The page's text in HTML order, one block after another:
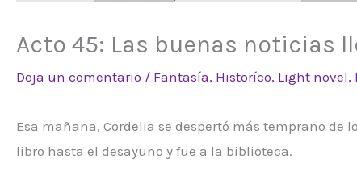
Acto 45: Las buenas noticias
Deja un comentario / Fantasía, Historíco, Light novel,
Esa mañana, Cordelia se despertó más temprano de
libro hasta el desayuno y fue a la biblioteca.